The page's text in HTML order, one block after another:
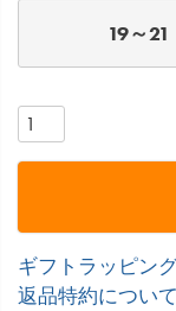
19～21
ギフトラッピン
返品特約について